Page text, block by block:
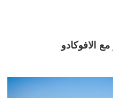
الافوكادو